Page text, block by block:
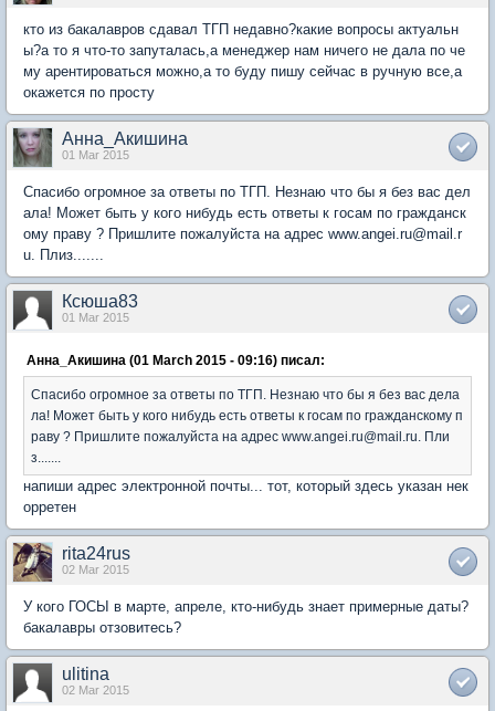
кто из бакалавров сдавал ТГП недавно?какие вопросы актуальн
ы?а то я что-то запуталась,а менеджер нам ничего не дала по че
му арентироваться можно,а то буду пишу сейчас в ручную все,а
окажется по просту
Анна_Акишина
01 Mar 2015
Спасибо огромное за ответы по ТГП. Незнаю что бы я без вас дел
ала! Может быть у кого нибудь есть ответы к госам по гражданск
ому праву ? Пришлите пожалуйста на адрес www.angei.ru@mail.r
u. Плиз.......
Ксюша83
01 Mar 2015
Анна_Акишина (01 March 2015 - 09:16) писал:
Спасибо огромное за ответы по ТГП. Незнаю что бы я без вас дела
ла! Может быть у кого нибудь есть ответы к госам по гражданскому п
раву ? Пришлите пожалуйста на адрес www.angei.ru@mail.ru. Пли
з.......
напиши адрес электронной почты... тот, который здесь указан нек
орретен
rita24rus
02 Mar 2015
У кого ГОСЫ в марте, апреле, кто-нибудь знает примерные даты?
бакалавры отзовитесь?
ulitina
02 Mar 2015